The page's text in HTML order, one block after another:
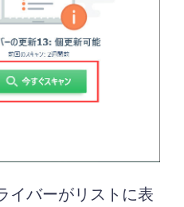
イバーがリストに表